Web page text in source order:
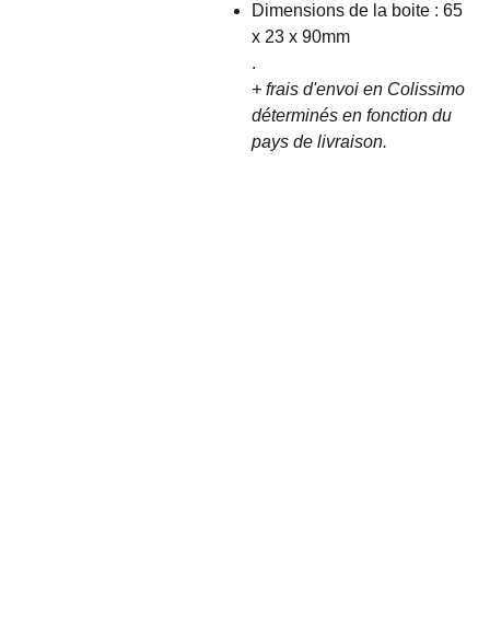
Dimensions de la boite : 65
x 23 x 90mm
.
+ frais d'envoi en Colissimo
déterminés en fonction du
pays de livraison.